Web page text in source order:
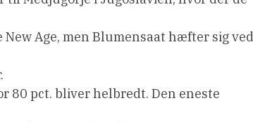
Age, men Blumensaat hæfter sig ved
80 pct. bliver helbredt. Den eneste